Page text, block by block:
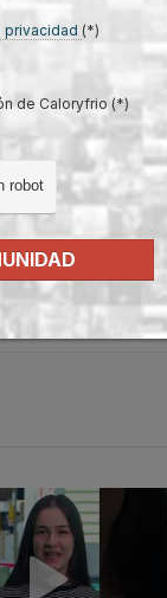
privacidad (*)
de Caloryfrio (*)
robot